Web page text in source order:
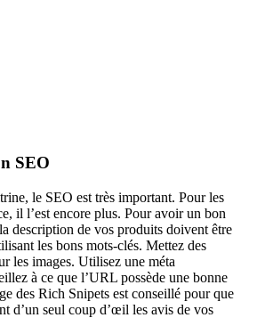
SEO
le SEO est très important. Pour les
il l’est encore plus. Pour avoir un bon
description de vos produits doivent être
les bons mots-clés. Mettez des
les images. Utilisez une méta
à ce que l’URL possède une bonne
des Rich Snipets est conseillé pour que
d’un seul coup d’œil les avis de vos